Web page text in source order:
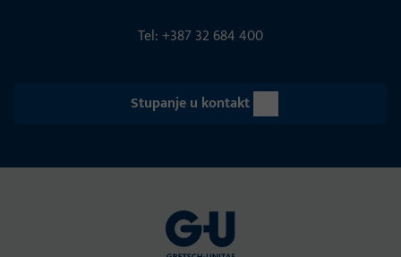
Tel: +387 32 684 400
Stupanje u kontakt